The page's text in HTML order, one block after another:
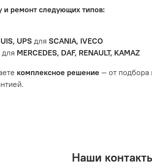
и ремонт следующих типов:
UPS для SCANIA, IVECO
для MERCEDES, DAF, RENAULT, KAMAZ
комплексное решение — от подбора
Наши